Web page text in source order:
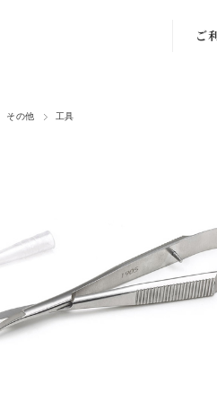
ご
その他 工具